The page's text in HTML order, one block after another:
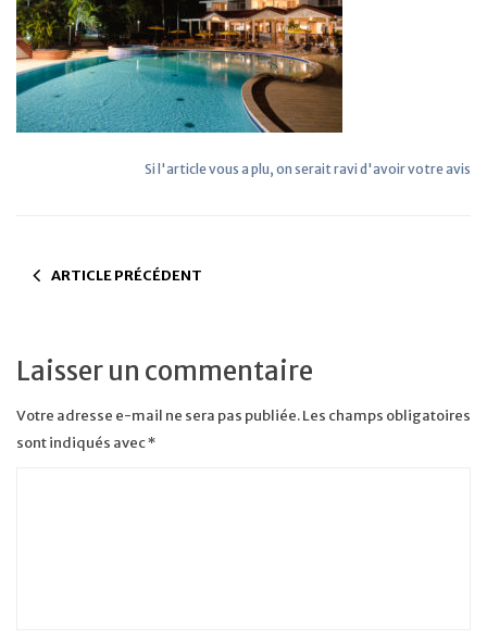
Si l'article vous a plu, on serait ravi d'avoir votre avis
ARTICLE PRÉCÉDENT
Laisser un commentaire
Votre adresse e-mail ne sera pas publiée.Les champs obligatoires
sont indiqués avec*